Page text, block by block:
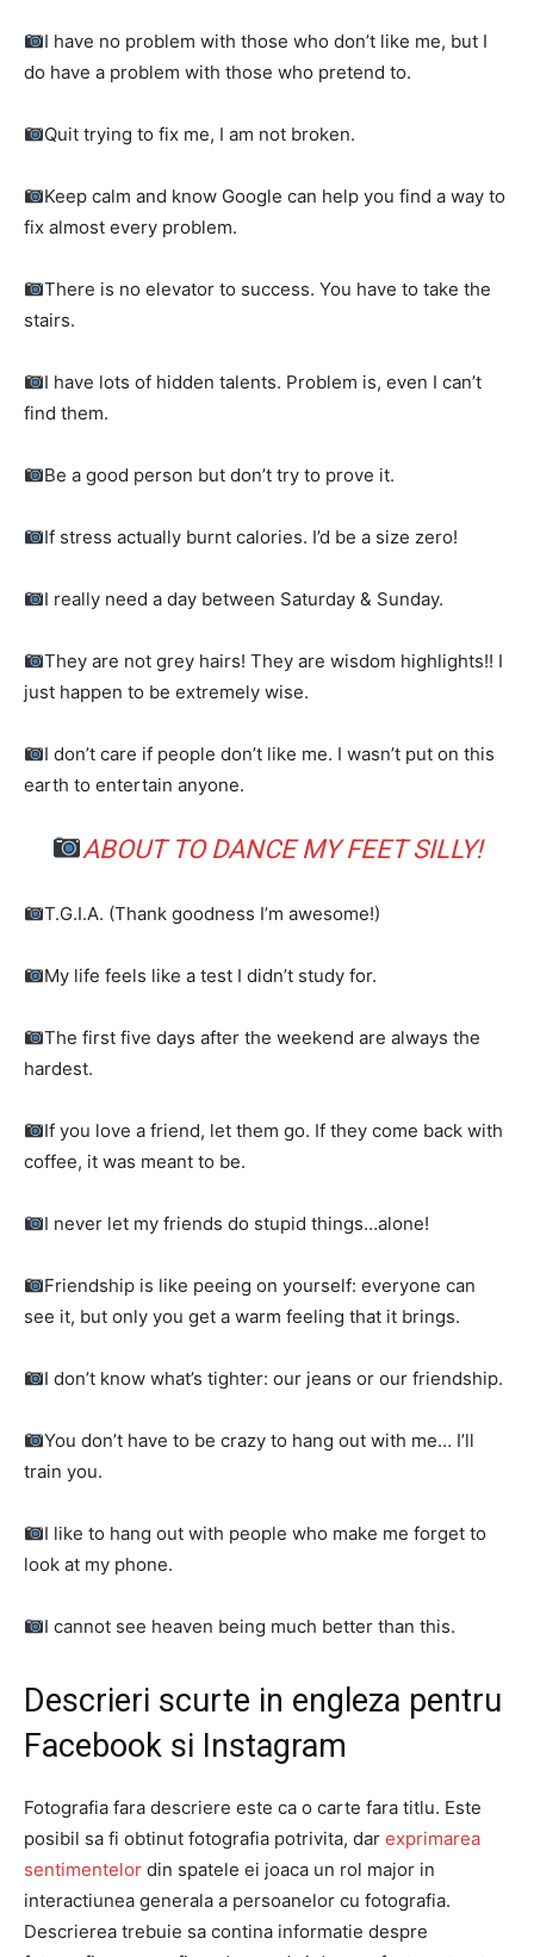
I have no problem with those who don’t like me, but I
do have a problem with those who pretend to.
Quit trying to fix me, I am not broken.
Keep calm and know Google can help you find a way to
fix almost every problem.
There is no elevator to success. You have to take the
stairs.
I have lots of hidden talents. Problem is, even I can’t
find them.
Be a good person but don’t try to prove it.
If stress actually burnt calories. I’d be a size zero!
I really need a day between Saturday & Sunday.
They are not grey hairs! They are wisdom highlights!! I
just happen to be extremely wise.
I don’t care if people don’t like me. I wasn’t put on this
earth to entertain anyone.
ABOUT TO DANCE MY FEET SILLY!
T.G.I.A. (Thank goodness I’m awesome!)
My life feels like a test I didn’t study for.
The first five days after the weekend are always the
hardest.
If you love a friend, let them go. If they come back with
coffee, it was meant to be.
I never let my friends do stupid things…alone!
Friendship is like peeing on yourself: everyone can
see it, but only you get a warm feeling that it brings.
I don’t know what’s tighter: our jeans or our friendship.
You don’t have to be crazy to hang out with me… I’ll
train you.
I like to hang out with people who make me forget to
look at my phone.
I cannot see heaven being much better than this.
Descrieri scurte in engleza pentru
Facebook si Instagram
Fotografia fara descriere este ca o carte fara titlu. Este
posibil sa fi obtinut fotografia potrivita, dar exprimarea
sentimentelor din spatele ei joaca un rol major in
interactiunea generala a persoanelor cu fotografia.
Descrierea trebuie sa contina informatie despre